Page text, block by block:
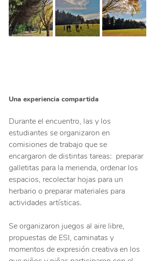
Una experiencia compartida
Durante el encuentro, las y los
estudiantes se organizaron en
comisiones de trabajo que se
encargaron de distintas tareas:  preparar
galletitas para la merienda, ordenar los
espacios, recolectar hojas para un
herbario o preparar materiales para
actividades artísticas.
Se organizaron juegos al aire libre,
propuestas de ESI, caminatas y
momentos de expresión creativa en los